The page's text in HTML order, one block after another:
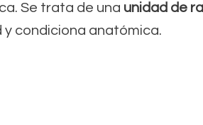
Se trata de una unidad de
condiciona anatómica.